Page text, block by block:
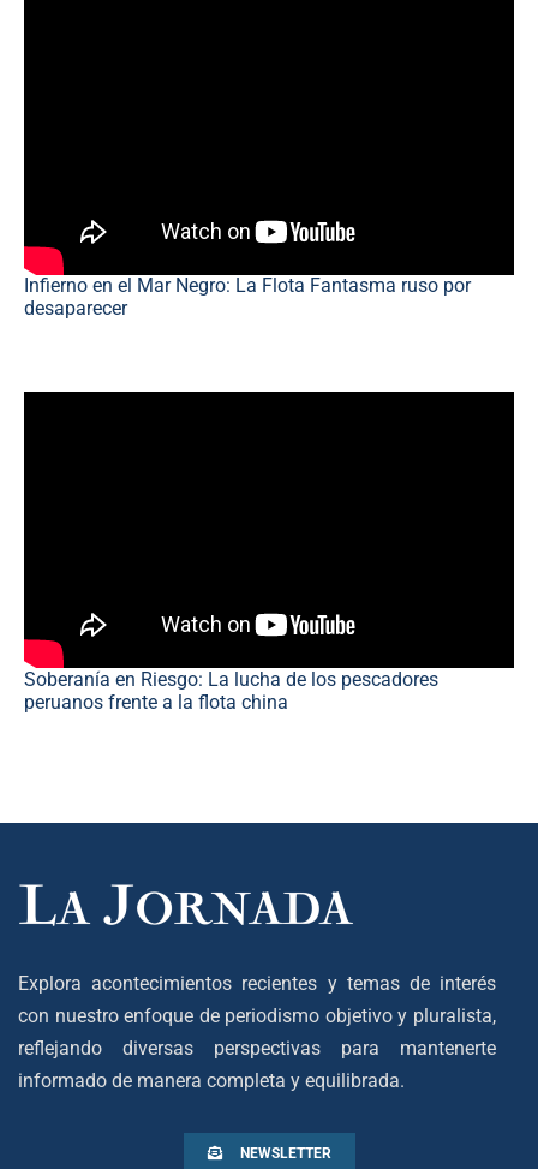
Infierno en el Mar Negro: La Flota Fantasma ruso por
desaparecer
Soberanía en Riesgo: La lucha de los pescadores
peruanos frente a la flota china
Explora acontecimientos recientes y temas de interés
con nuestro enfoque de periodismo objetivo y pluralista,
reflejando diversas perspectivas para mantenerte
informado de manera completa y equilibrada.
NEWSLETTER